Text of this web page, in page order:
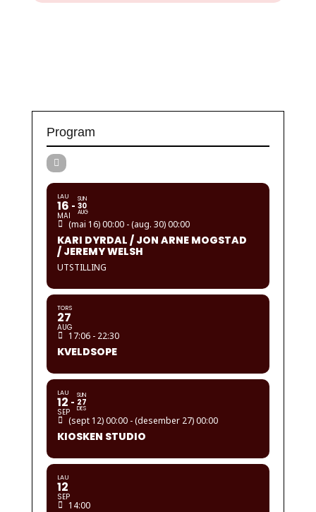
Program
LAU
16
MAI
SUN
30
AUG
(mai 16) 00:00 - (aug. 30) 00:00
KARI DYRDAL / JON ARNE MOGSTAD
/ JEREMY WELSH
UTSTILLING
TORS
27
AUG
17:06 - 22:30
KVELDSOPE
LAU
12
SEP
SUN
27
DES
(sept 12) 00:00 - (desember 27) 00:00
KIOSKEN STUDIO
LAU
12
SEP
14:00